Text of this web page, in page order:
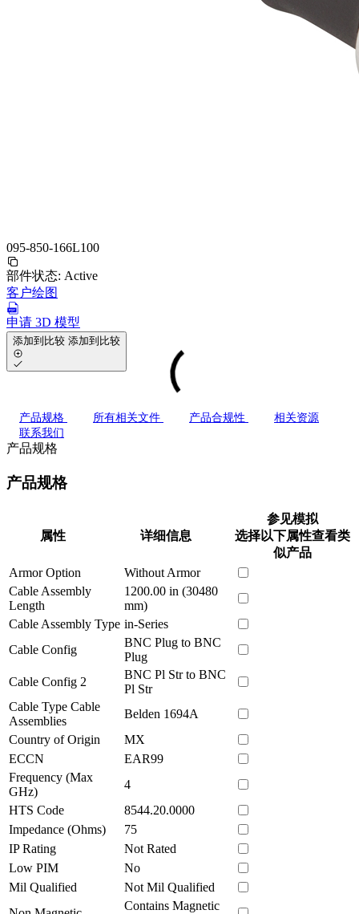
095-850-166L100
部件状态: Active
客户绘图
申请 3D 模型
添加到比较 添加到比较
产品规格 所有相关文件 产品合规性
相关资源
联系我们
产品规格
产品规格
属性 详细信息
参见模拟
选择以下属性查看类
似产品
Armor Option
Without Armor
Cable Assembly
Length
1200.00 in (30480
mm)
Cable Assembly Type in-Series
Cable Config
BNC Plug to BNC
Plug
Cable Config 2
BNC Pl Str to BNC
Pl Str
Cable Type Cable
Assemblies
Belden 1694A
Country of Origin
MX
ECCN
EAR99
Frequency (Max
GHz)
4
HTS Code
8544.20.0000
Impedance (Ohms)
75
IP Rating
Not Rated
Low PIM
No
Mil Qualified
Not Mil Qualified
Contains Magnetic